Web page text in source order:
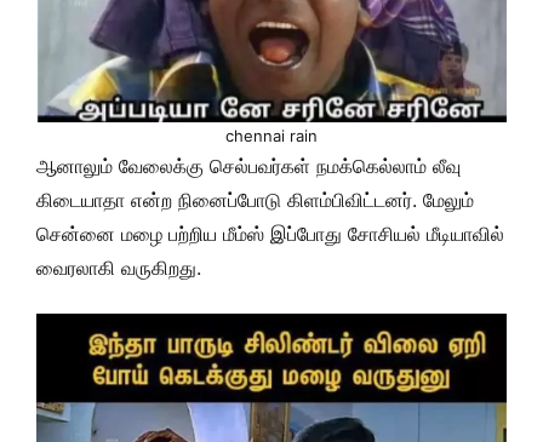
chennai rain
ஆனாலும் வேலைக்கு செல்பவர்கள் நமக்கெல்லாம் லீவு
கிடையாதா என்ற நினைப்போடு கிளம்பிவிட்டனர். மேலும்
சென்னை மழை பற்றிய மீம்ஸ் இப்போது சோசியல் மீடியாவில்
வைரலாகி வருகிறது.